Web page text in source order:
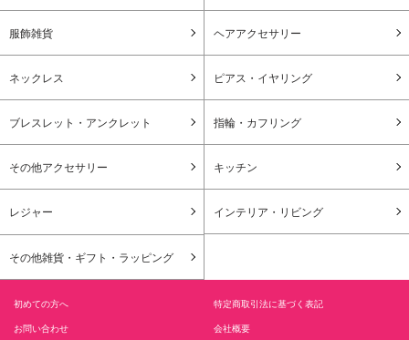
服飾雑貨 ヘアアクセサリー
ネックレス ピアス・イヤリング
ブレスレット・アンクレット 指輪・カフリング
その他アクセサリー キッチン
レジャー インテリア・リビング
その他雑貨・ギフト・ラッピング
初めての方へ 特定商取引法に基づく表記
お問い合わせ 会社概要